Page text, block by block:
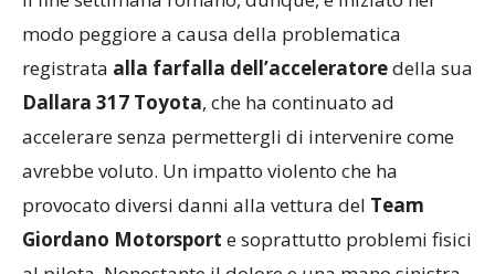
modo peggiore a causa della problematica
registrataalla farfalla dell’acceleratoredella sua
Dallara 317 Toyota, che ha continuato ad
accelerare senza permettergli di intervenire come
avrebbe voluto. Un impatto violento che ha
provocato diversi danni alla vettura del Team
Giordano Motorsporte soprattutto problemi fisici
al pilota. Nonostante il dolore e una mano sinistra